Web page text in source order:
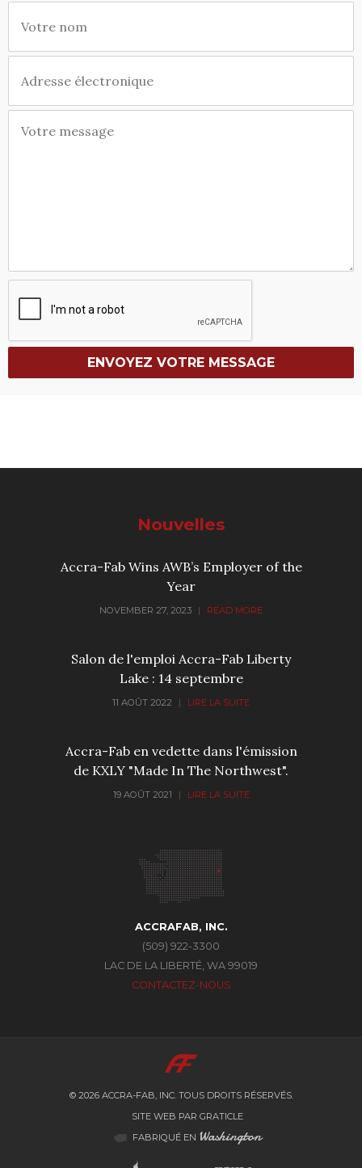
Nouvelles
Accra-Fab Wins AWB’s Employer of the
Year
NOVEMBER 27, 2023 | READ MORE
Salon de l'emploi Accra-Fab Liberty
Lake : 14 septembre
11 AOÛT 2022 | LIRE LA SUITE
Accra-Fab en vedette dans l'émission
de KXLY "Made In The Northwest".
19 AOÛT 2021 | LIRE LA SUITE
ACCRAFAB, INC.
(509) 922-3300
LAC DE LA LIBERTÉ, WA 99019
CONTACTEZ-NOUS
© 2026 ACCRA-FAB, INC.TOUS DROITS RÉSERVÉS.
SITE WEB PAR GRATICLE
FABRIQUÉ EN Washington